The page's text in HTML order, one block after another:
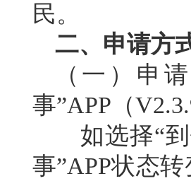
民。
二、申请方
（一） 申
事”APP（
如选择“
事”APP状态转